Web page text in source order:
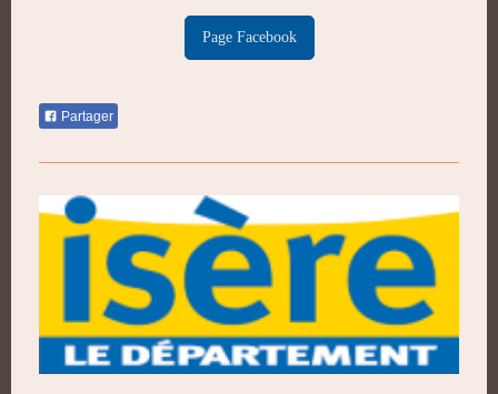
Page Facebook
Partager